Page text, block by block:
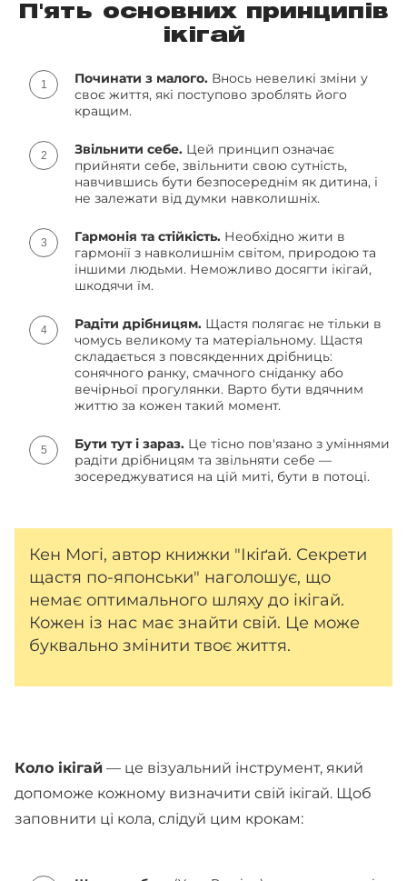
П'ять основних принципів
ікігай
Починати з малого. Внось невеликі зміни у
своє життя, які поступово зроблять його
кращим.
Звільнити себе. Цей принцип означає
прийняти себе, звільнити свою сутність,
навчившись бути безпосереднім як дитина, і
не залежати від думки навколишніх.
Гармонія та стійкість. Необхідно жити в
гармонії з навколишнім світом, природою та
іншими людьми. Неможливо досягти ікігай,
шкодячи їм.
Радіти дрібницям. Щастя полягає не тільки в
чомусь великому та матеріальному. Щастя
складається з повсякденних дрібниць:
сонячного ранку, смачного сніданку або
вечірньої прогулянки. Варто бути вдячним
життю за кожен такий момент.
Бути тут і зараз. Це тісно пов'язано з уміннями
радіти дрібницям та звільняти себе —
зосереджуватися на цій миті, бути в потоці.
Кен Могі, автор книжки "Ікіґай. Секрети
щастя по-японськи" наголошує, що
немає оптимального шляху до ікігай.
Кожен із нас має знайти свій. Це може
буквально змінити твоє життя.
Коло ікігай — це візуальний інструмент, який
допоможе кожному визначити свій ікігай. Щоб
заповнити ці кола, слідуй цим крокам: